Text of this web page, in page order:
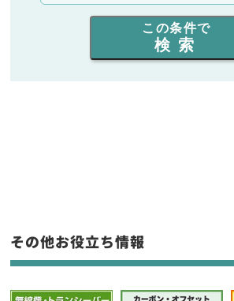
出力を選ぶ
同時通話人数を選ぶ
フリーワード入力(製品名等)
選択条件をリセット
この条件で
検索
その他お役立ち情報